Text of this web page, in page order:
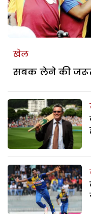
खेल
सबक लेने की